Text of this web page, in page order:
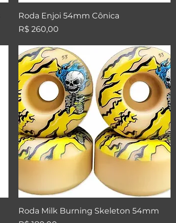
Visualização rápida
Roda Enjoi 54mm Cônica
Preço
R$ 260,00
Visualização rápida
Roda Milk Burning Skeleton 54mm